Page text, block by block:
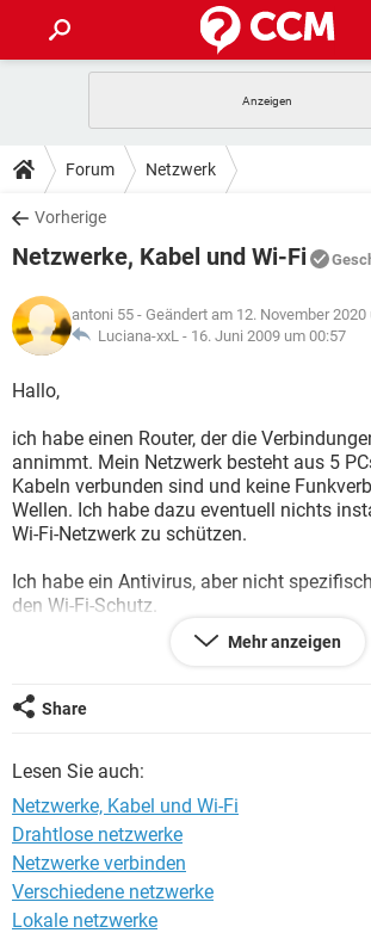
ANDROID
WINDOWS 10
WHATSAPP TIKTOK
FACEBOOK
TIPPS & TRICKS
SPIELE
WHATSAPP TIKTOK
FACEBOOK
DOWNLOADS
SPIELE STREAMING
ANDROID
WINDOWS 10 INSTAGRAM
WHATSAPP
SPIELE STREAMING
ANDROID
WINDOWS 10
WHATSAPP TIKTOK
FACEBOOK HARDWARE
LEXIKON
SPIELE
WINDOWS 10 INSTAGRAM
WHATSAPP TIKTOK
FACEBOOK
Forum Netzwerk
Vorherige
Netzwerke, Kabel und Wi-Fi
antoni 55 - Geändert am 12. November 2020
Luciana-xxL - 16. Juni 2009 um 00:57
Hallo,
ich habe einen Router, der die
annimmt. Mein Netzwerk besteht aus 5
Kabeln verbunden sind und keine
Wellen. Ich habe dazu eventuell nichts
Wi-Fi-Netzwerk zu schützen.
Ich habe ein Antivirus, aber nicht
den Wi-Fi-Schutz.
Kann der Router EM-Wellen senden, die
Firefox 3.0.11
Mehr anzeigen
Share
Lesen Sie auch:
Netzwerke, Kabel und Wi-Fi
Drahtlose netzwerke
Netzwerke verbinden
Verschiedene netzwerke
Lokale netzwerke